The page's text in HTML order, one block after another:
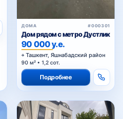
ДОМА #000301
Дом рядом с метро Дустлик
90 000 у.е.
Ташкент, Яшнабадский район
90 м² • 1,2 сот.
Подробнее